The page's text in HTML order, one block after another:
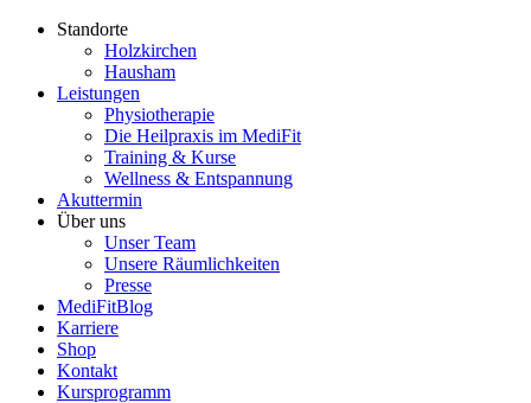
Standorte
Holzkirchen
Hausham
Leistungen
Physiotherapie
Die Heilpraxis im MediFit
Training & Kurse
Wellness & Entspannung
Akuttermin
Über uns
Unser Team
Unsere Räumlichkeiten
Presse
MediFitBlog
Karriere
Shop
Kontakt
Kursprogramm